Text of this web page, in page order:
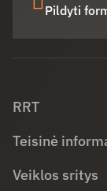
Pildyti
RRT
Teisinė
Veiklos sritys